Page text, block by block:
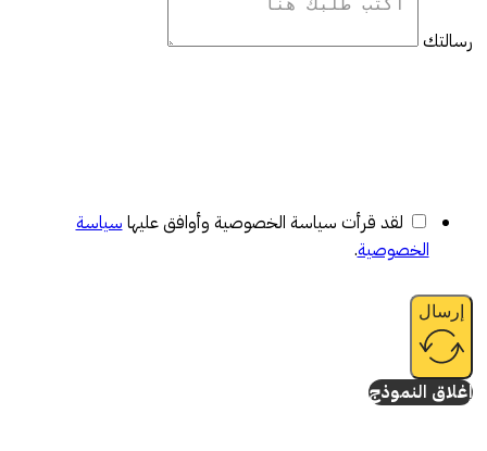
رسالتك
لقد قرأت سياسة الخصوصية وأوافق عليها سياسة
الخصوصية.
إرسال
إغلاق النموذج